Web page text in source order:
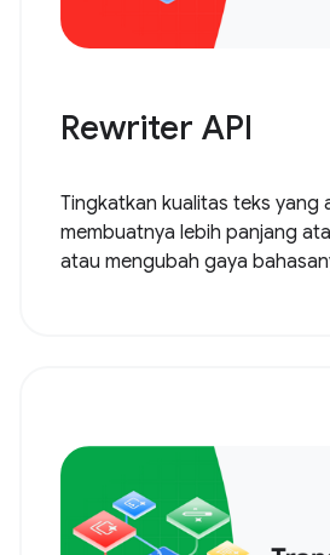
Rewriter API
Tingkatkan kualitas teks yang
membuatnya lebih panjang
atau mengubah gaya